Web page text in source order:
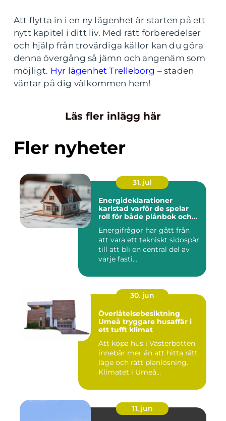
Att flytta in i en ny lägenhet är starten på ett
nytt kapitel i ditt liv. Med rätt förberedelser
och hjälp från trovärdiga källor kan du göra
denna övergång så jämn och angenäm som
möjligt. Hyr lägenhet Trelleborg – staden
väntar på dig välkommen hem!
Läs fler inlägg här
Fler nyheter
31. jul
Energideklarationer
karlstad varför de spelar
roll för både plånbok och
Energifrågor har gått från
att vara ett tekniskt sidospår
till att bli en central del av
varje fasti...
30. jun
Överlåtelsebesiktning
Umeå tryggare husaffär i
ett tufft klimat
Att köpa hus i Västerbotten
innebär mer än att hitta rätt
läge och rätt planlösning.
Klimatet i Umeå...
11. jun